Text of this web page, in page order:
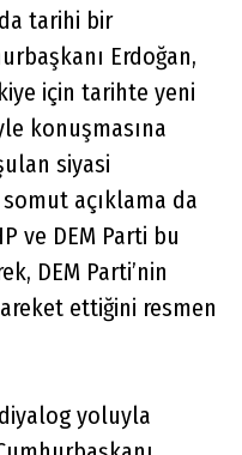
tarihi bir
Erdoğan,
için tarihte yeni
konuşmasına
siyasi
açıklama da
ve DEM Parti bu
DEM Parti’nin
ettiğini resmen
yoluyla